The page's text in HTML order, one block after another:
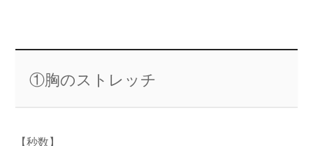
①胸のストレッチ
【秒数】